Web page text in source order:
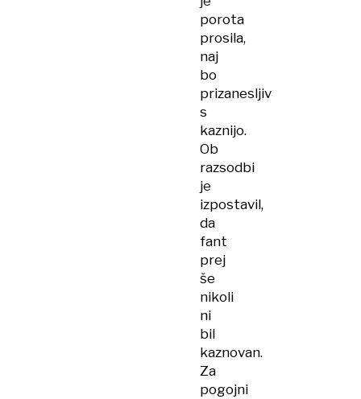
porota
prosila,
naj
bo
prizanesljiv
s
kaznijo.
Ob
razsodbi
je
izpostavil,
da
fant
prej
še
nikoli
ni
bil
kaznovan.
Za
pogojni